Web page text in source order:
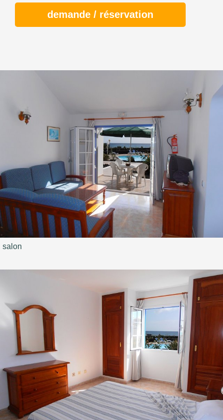
demande / réservation
salon